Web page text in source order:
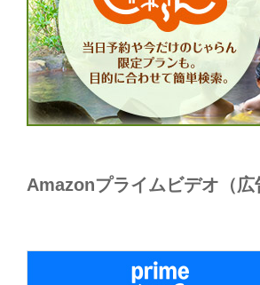
Amazonプライムビデオ（広